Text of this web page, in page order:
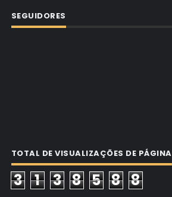
SEGUIDORES
TOTAL DE VISUALIZAÇÕES DE PÁGINA
3 1 3 8 5 8 8